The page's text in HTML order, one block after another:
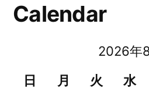
Calendar
2026年
日
月 火 水